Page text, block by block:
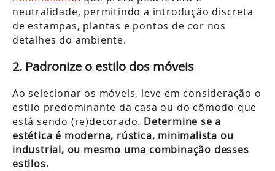
neutralidade, permitindo a introdução discreta
de estampas, plantas e pontos de cor nos
detalhes do ambiente.
2. Padronize o estilo dos móveis
Ao selecionar os móveis, leve em consideração o
estilo predominante da casa ou do cômodo que
está sendo (re)decorado. Determine se a
estética é moderna, rústica, minimalista ou
industrial, ou mesmo uma combinação desses
estilos.